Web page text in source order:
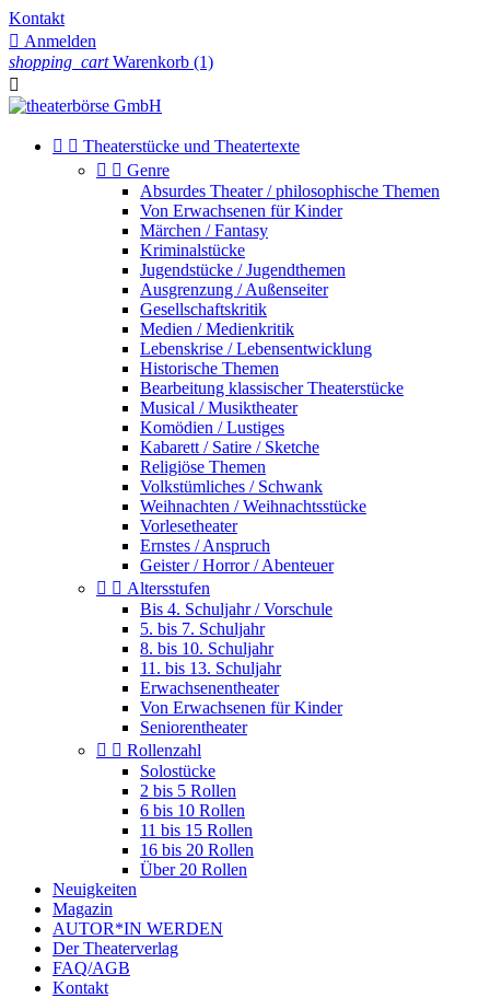
Kontakt
 Anmelden
shopping_cart Warenkorb (1)

  Theaterstücke und Theatertexte
  Genre
Absurdes Theater / philosophische Themen
Von Erwachsenen für Kinder
Märchen / Fantasy
Kriminalstücke
Jugendstücke / Jugendthemen
Ausgrenzung / Außenseiter
Gesellschaftskritik
Medien / Medienkritik
Lebenskrise / Lebensentwicklung
Historische Themen
Bearbeitung klassischer Theaterstücke
Musical / Musiktheater
Komödien / Lustiges
Kabarett / Satire / Sketche
Religiöse Themen
Volkstümliches / Schwank
Weihnachten / Weihnachtsstücke
Vorlesetheater
Ernstes / Anspruch
Geister / Horror / Abenteuer
  Altersstufen
Bis 4. Schuljahr / Vorschule
5. bis 7. Schuljahr
8. bis 10. Schuljahr
11. bis 13. Schuljahr
Erwachsenentheater
Von Erwachsenen für Kinder
Seniorentheater
  Rollenzahl
Solostücke
2 bis 5 Rollen
6 bis 10 Rollen
11 bis 15 Rollen
16 bis 20 Rollen
Über 20 Rollen
Neuigkeiten
Magazin
AUTOR*IN WERDEN
Der Theaterverlag
FAQ/AGB
Kontakt